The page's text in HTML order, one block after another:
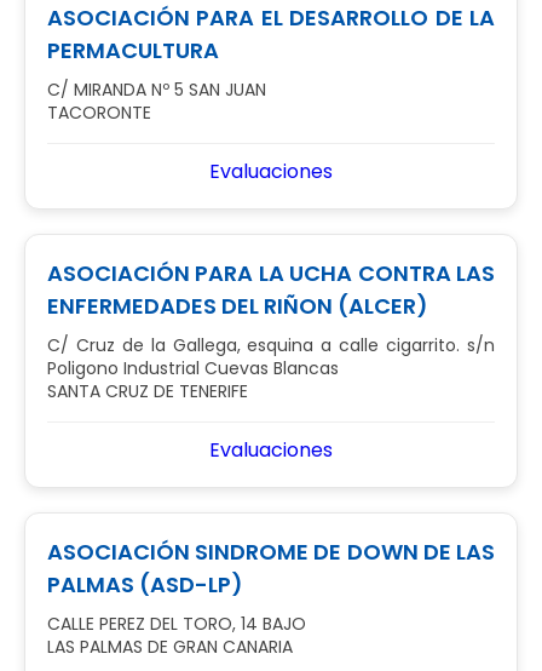
ASOCIACIÓN PARA EL DESARROLLO DE LA
PERMACULTURA
C/ MIRANDA Nº 5 SAN JUAN
TACORONTE
Evaluaciones
ASOCIACIÓN PARA LA UCHA CONTRA LAS
ENFERMEDADES DEL RIÑON (ALCER)
C/ Cruz de la Gallega, esquina a calle cigarrito. s/n
Poligono Industrial Cuevas Blancas
SANTA CRUZ DE TENERIFE
Evaluaciones
ASOCIACIÓN SINDROME DE DOWN DE LAS
PALMAS (ASD-LP)
CALLE PEREZ DEL TORO, 14 BAJO
LAS PALMAS DE GRAN CANARIA